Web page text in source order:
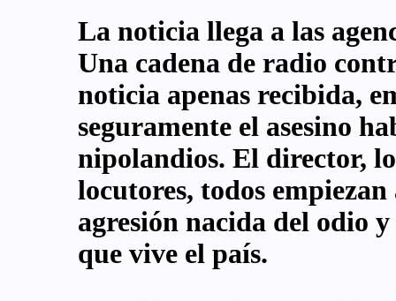
La noticia llega a las
Una cadena de radio
noticia apenas recibida,
seguramente el asesino
nipolandios. El director,
locutores, todos
agresión nacida del odio y
que vive el país.